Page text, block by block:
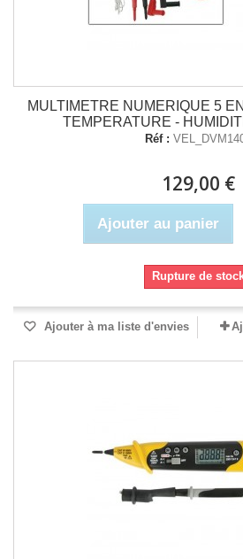
MULTIMETRE NUMERIQUE 5
TEMPERATURE -
Réf :
129,00 €
Ajouter au panier
Rupture de
Ajouter à ma liste d'envies